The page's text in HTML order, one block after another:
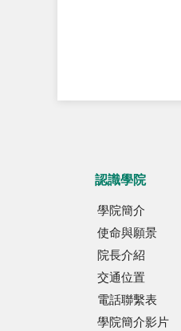
認識學院
學院簡介
使命與願景
院長介紹
交通位置
電話聯繫表
學院簡介影片